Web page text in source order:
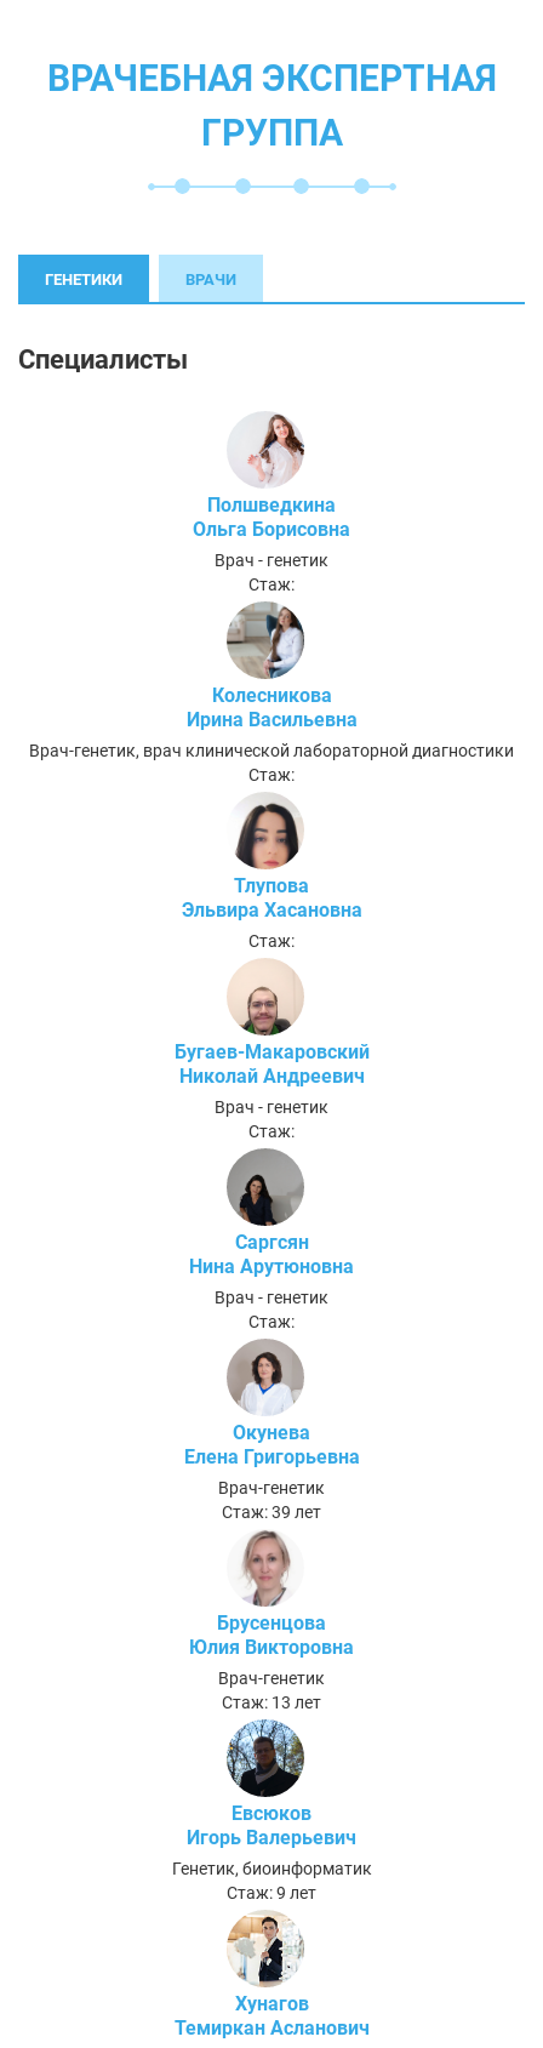
ВРАЧЕБНАЯ ЭКСПЕРТНАЯ
ГРУППА
ГЕНЕТИКИ ВРАЧИ
Специалисты
Полшведкина
Ольга Борисовна
Врач - генетик
Стаж:
Колесникова
Ирина Васильевна
Врач-генетик, врач клинической лабораторной диагностики
Стаж:
Тлупова
Эльвира Хасановна
Стаж:
Бугаев-Макаровский
Николай Андреевич
Врач - генетик
Стаж:
Саргсян
Нина Арутюновна
Врач - генетик
Стаж:
Окунева
Елена Григорьевна
Врач-генетик
Стаж: 39 лет
Брусенцова
Юлия Викторовна
Врач-генетик
Стаж: 13 лет
Евсюков
Игорь Валерьевич
Генетик, биоинформатик
Стаж: 9 лет
Хунагов
Темиркан Асланович